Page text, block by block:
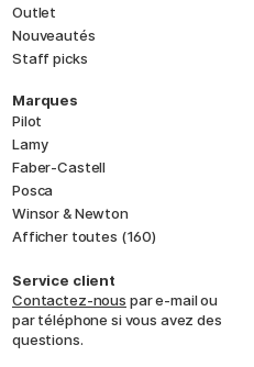
Outlet
Nouveautés
Staff picks
Marques
Pilot
Lamy
Faber-Castell
Posca
Winsor & Newton
Afficher toutes (160)
Service client
Contactez-nous par e-mail ou
par téléphone si vous avez des
questions.